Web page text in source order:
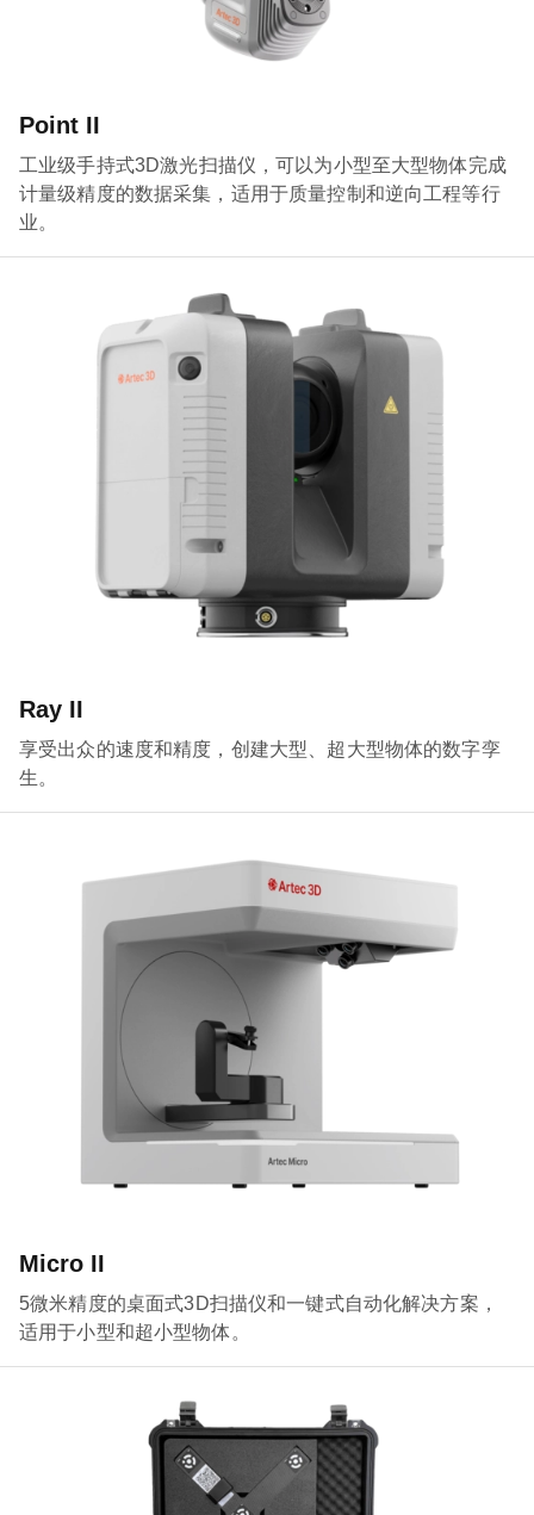
Point II
工业级手持式3D激光扫描仪，可以为小型至大型物体完成
计量级精度的数据采集，适用于质量控制和逆向工程等行
业。
Ray II
享受出众的速度和精度，创建大型、超大型物体的数字孪
生。
Micro II
5微米精度的桌面式3D扫描仪和一键式自动化解决方案，
适用于小型和超小型物体。